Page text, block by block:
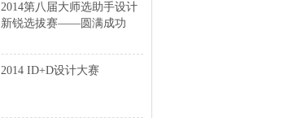
2014第八届大师选助手设计
新锐选拔赛——圆满成功
2014 ID+D设计大赛